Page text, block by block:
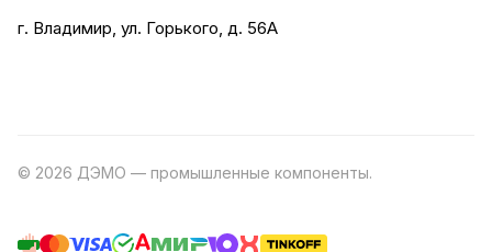
г. Владимир, ул. Горького, д. 56А
© 2026 ДЭМО — промышленные компоненты.